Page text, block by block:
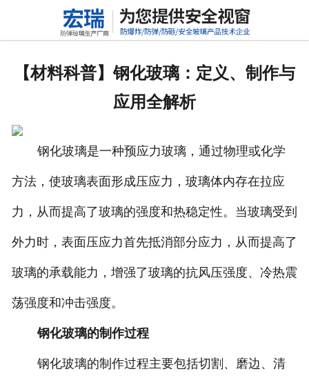
网站首页
行业标准
【材料科普】钢化玻璃：定义、制作与
应用全解析
钢化玻璃是一种预应力玻璃，通过物理或化学
方法，使玻璃表面形成压应力，玻璃体内存在拉应
力，从而提高了玻璃的强度和热稳定性。当玻璃受到
外力时，表面压应力首先抵消部分应力，从而提高了
玻璃的承载能力，增强了玻璃的抗风压强度、冷热震
荡强度和冲击强度。
钢化玻璃的制作过程
钢化玻璃的制作过程主要包括切割、磨边、清